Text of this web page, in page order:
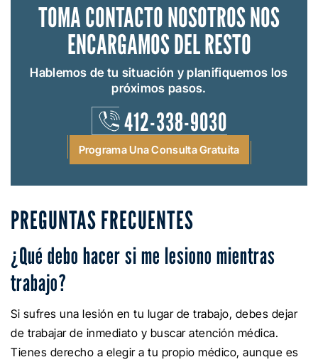
TOMA CONTACTONOSOTROS NOS
ENCARGAMOS DEL RESTO
Hablemos de tu situación y planifiquemos los
próximos pasos.
Programa Una Consulta Gratuita
412-338-9030
PREGUNTAS FRECUENTES
¿Qué debo hacer si me lesiono mientras
trabajo?
Si sufres una lesión en tu lugar de trabajo, debes dejar
de trabajar de inmediato y buscar atención médica.
Tienes derecho a elegir a tu propio médico, aunque es